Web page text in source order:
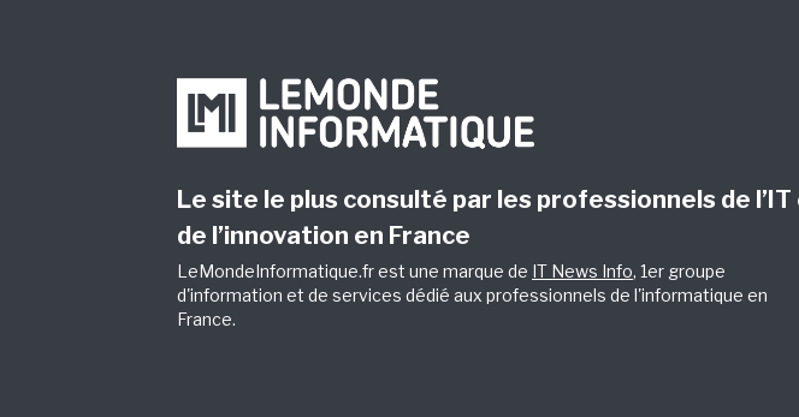
Le site le plus consulté par les professionnels de
de l’innovation en France
LeMondeInformatique.fr est une marque de IT News Info, 1er groupe
d'information et de services dédié aux professionnels de l'informatique en
France.